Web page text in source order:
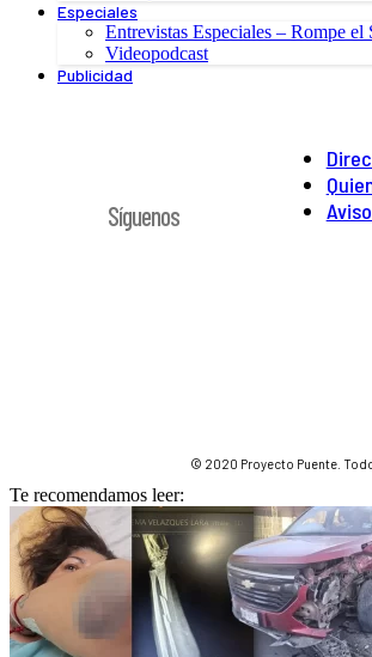
Especiales
Entrevistas Especiales – Rompe el
Videopodcast
Publicidad
Síguenos
© 2020 Proyecto Puente.
Te recomendamos leer: